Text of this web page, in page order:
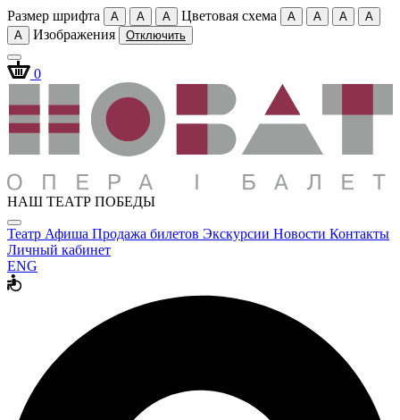
Размер шрифта A A A Цветовая схема A A A
A
A
Изображения Отключить
0
НАШ ТЕАТР ПОБЕДЫ
Театр Афиша Продажа билетов Экскурсии Новости Контакты
Личный кабинет
ENG